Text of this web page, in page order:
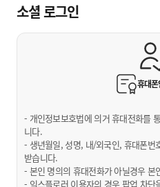
소셜 로그인
휴대
- 개인정보보호법에 의거 휴대전화를
니다.
- 생년월일, 성명, 내/외국인, 휴대폰번
받습니다.
- 본인 명의의 휴대전화가 아닐경우 본
- 익스플로러 이용자의 경우 팝업 차